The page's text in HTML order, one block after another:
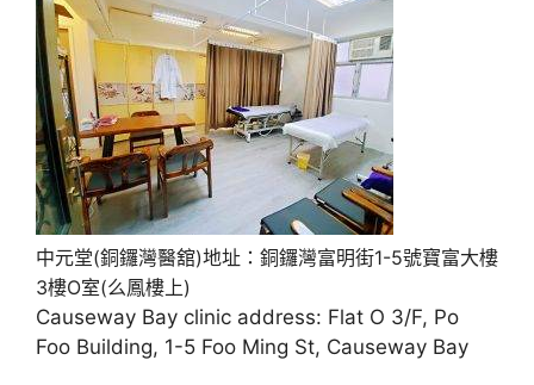
中元堂(銅鑼灣醫舘)地址：銅鑼灣富明街1-5號寶富大樓
3樓O室(么鳳樓上)
Causeway Bay clinic address: Flat O 3/F, Po
Foo Building, 1-5 Foo Ming St, Causeway Bay